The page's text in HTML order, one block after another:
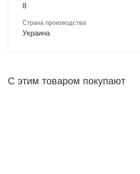
8
Страна производства
Украина
С этим товаром покупают